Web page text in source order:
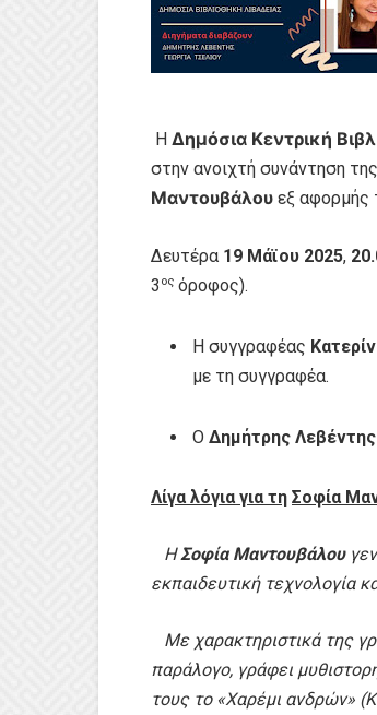
Η Δημόσια Κεντρική
στην ανοιχτή συνάντηση
Μαντουβάλου εξ αφορμής
Δευτέρα 19 Μάϊου 2025,
3 ος όροφος).
Η συγγραφέας
με τη συγγραφέα.
Ο Δημήτρης Λεβέντης
Λίγα λόγια για τη Σοφία
ΗΣοφία Μαντουβάλου
εκπαιδευτική τεχνολογία
Με χαρακτηριστικά της
παράλογο, γράφει
τους το «Χαρέμι ανδρών»